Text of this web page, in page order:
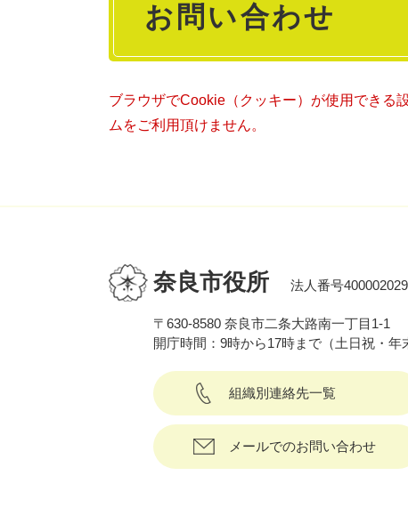
お問い合わせ
ブラウザでCookie（クッキー）が使用できる
ムをご利用頂けません。
奈良市役所 法人番号
〒630-8580 奈良市二条大路南一丁目1-1
開庁時間：9時から17時まで（土日祝・年
組織別連絡先一覧
メールでのお問い合わせ